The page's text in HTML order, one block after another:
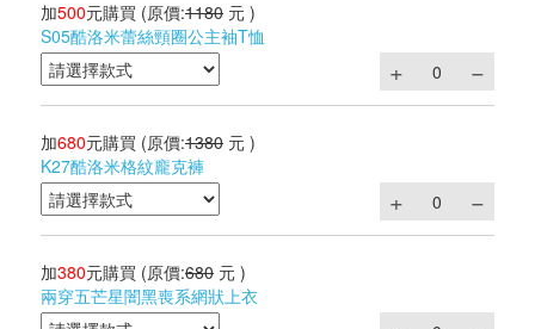
加500元購買 (原價:1180 元 )
S05酷洛米蕾絲頸圈公主袖T恤
加680元購買 (原價:1380 元 )
K27酷洛米格紋龐克褲
加380元購買 (原價:680 元 )
兩穿五芒星闇黑喪系網狀上衣